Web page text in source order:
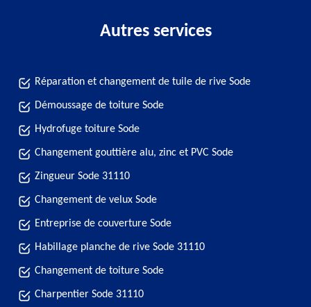
Autres services
Réparation et changement de tuile de rive Sode
Démoussage de toiture Sode
Hydrofuge toiture Sode
Changement gouttière alu, zinc et PVC Sode
Zingueur Sode 31110
Changement de velux Sode
Entreprise de couverture Sode
Habillage planche de rive Sode 31110
Changement de toiture Sode
Charpentier Sode 31110